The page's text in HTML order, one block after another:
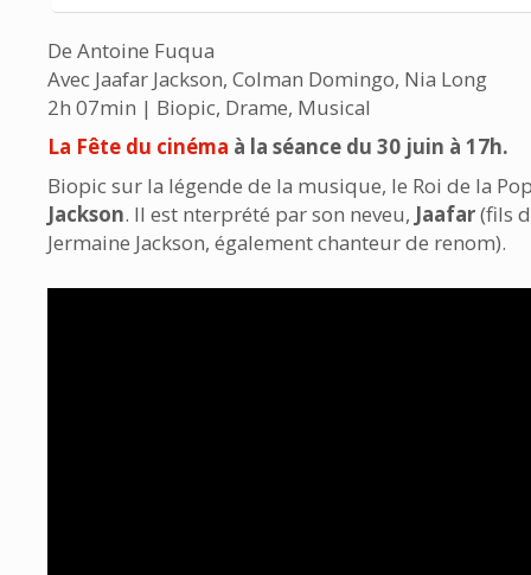
De Antoine Fuqua
Avec Jaafar Jackson, Colman Domingo, Nia Long
2h 07min | Biopic, Drame, Musical
La Fête du cinéma à la séance du 30 juin à 17h.
Biopic sur la légende de la musique, le Roi de la
Jackson. Il est nterprété par son neveu, Jaafar(fils
Jermaine Jackson, également chanteur de renom).